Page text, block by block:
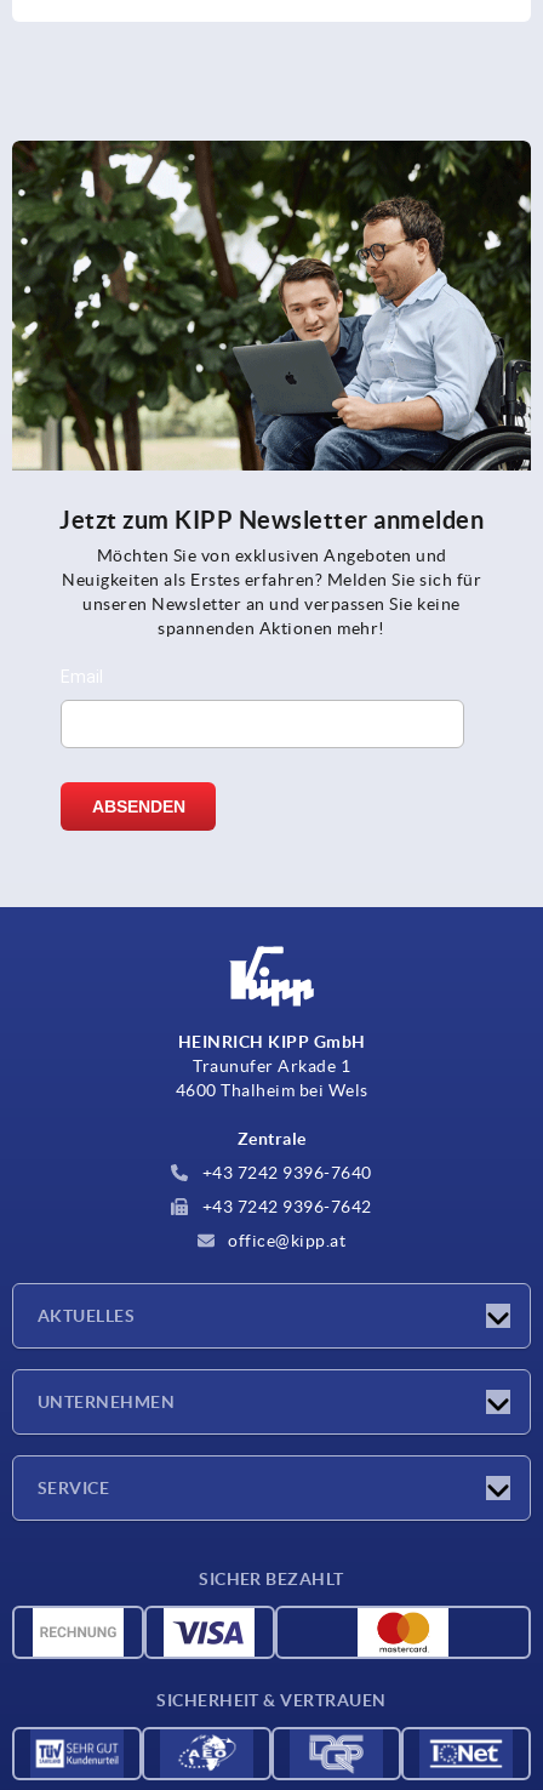
Jetzt zum KIPP Newsletter anmelden
Möchten Sie von exklusiven Angeboten und
Neuigkeiten als Erstes erfahren? Melden Sie sich für
unseren Newsletter an und verpassen Sie keine
spannenden Aktionen mehr!
HEINRICH KIPP GmbH
Traunufer Arkade 1
4600 Thalheim bei Wels
Zentrale
+43 7242 9396-7640
+43 7242 9396-7642
office@kipp.at
AKTUELLES
UNTERNEHMEN
SERVICE
CAD-Daten
Für Lieferanten
SICHER BEZAHLT
SICHERHEIT & VERTRAUEN